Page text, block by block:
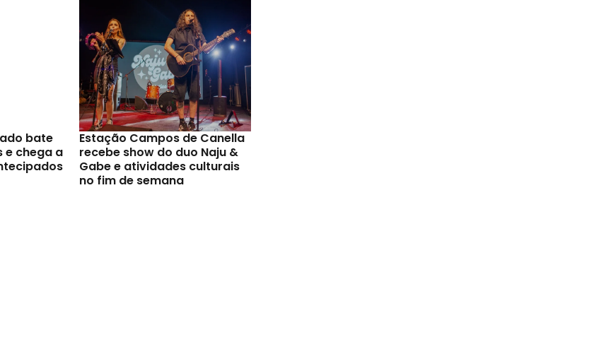
bate
e chega a
Estação Campos de Canella
recebe show do duo Naju &
Gabe e atividades culturais
no fim de semana